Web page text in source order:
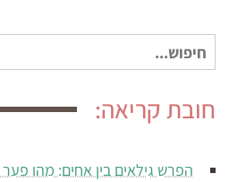
חיפוש
עבור:
חובת קריאה:
הפרש גילאים בין אחים: מהו פער